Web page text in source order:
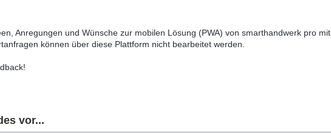
Anregungen und Wünsche zur mobilen Lösung (PWA) von smarthandwerk pro mit.
können über diese Plattform nicht bearbeitet werden.
vor...